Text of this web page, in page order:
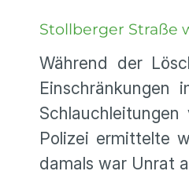
Stollberger Straße
Während der
Einschränkungen
Polizei ermittelte
damals war Unrat